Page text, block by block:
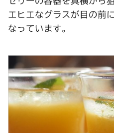
エヒエなグラスが目の前
なっています。